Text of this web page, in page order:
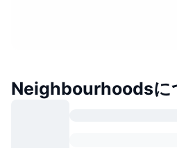
Neighbourhoodsに